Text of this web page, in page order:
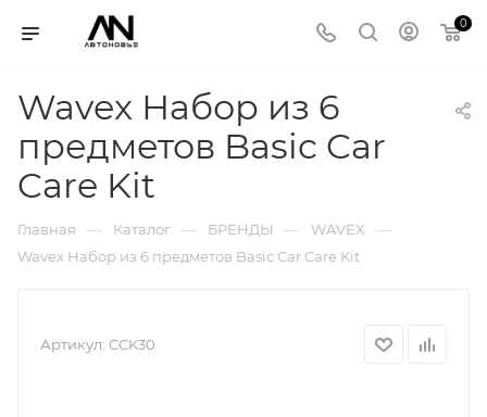
0
Wavex Набор из 6
предметов Basic Car
Care Kit
Главная — Каталог — БРЕНДЫ — WAVEX —
Wavex Набор из 6 предметов Basic Car Care Kit
Артикул: CCK30